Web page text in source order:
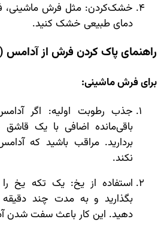
خشک‌کردن: مثل فرش ماشینی،
دمای طبیعی خشک کنید.
راهنمای پاک کردن فرش از
برای فرش ماشینی:
جذب رطوبت اولیه: اگر
باقی‌مانده اضافی با یک
بردارید. مراقب باشید که
نکند.
استفاده از یخ: یک تکه یخ
بگذارید و به مدت چند
دهید. این کار باعث سفت شدن